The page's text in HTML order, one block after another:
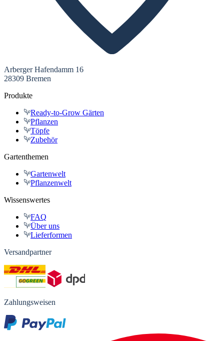
Arberger Hafendamm 16
28309 Bremen
Produkte
Ready-to-Grow Gärten
Pflanzen
Töpfe
Zubehör
Gartenthemen
Gartenwelt
Pflanzenwelt
Wissenswertes
FAQ
Über uns
Lieferformen
Versandpartner
Zahlungsweisen